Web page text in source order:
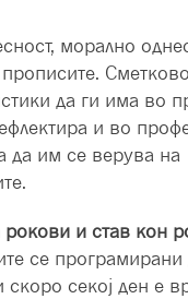
морално
да ги има во
и во
да им се верува на
и став кон
се програмирани
скоро секој ден е